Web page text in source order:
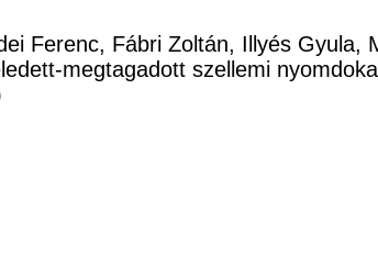
Ferenc, Fábri Zoltán, Illyés
megtagadott szellemi